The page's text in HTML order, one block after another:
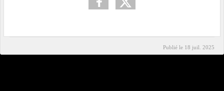
Publié le 18 juil. 2025